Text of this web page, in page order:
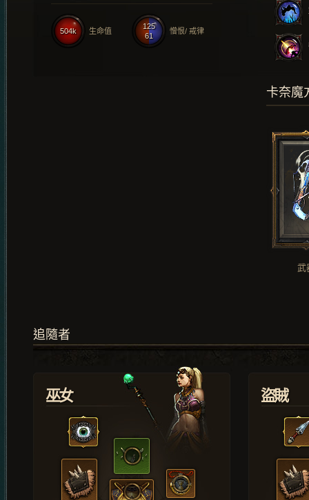
125
61
憎恨/ 戒律
504k 生命值
卡奈魔
武
追隨者
巫女 盜賊